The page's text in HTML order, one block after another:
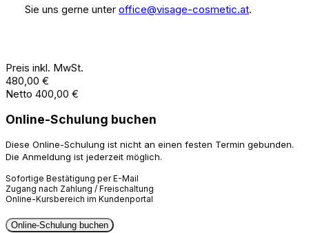
Sie uns gerne unter office@visage-cosmetic.at.
Preis inkl. MwSt.
480,00 €
Netto 400,00 €
Online-Schulung buchen
Diese Online-Schulung ist nicht an einen festen Termin gebunden.
Die Anmeldung ist jederzeit möglich.
Sofortige Bestätigung per E-Mail
Zugang nach Zahlung / Freischaltung
Online-Kursbereich im Kundenportal
Online-Schulung buchen